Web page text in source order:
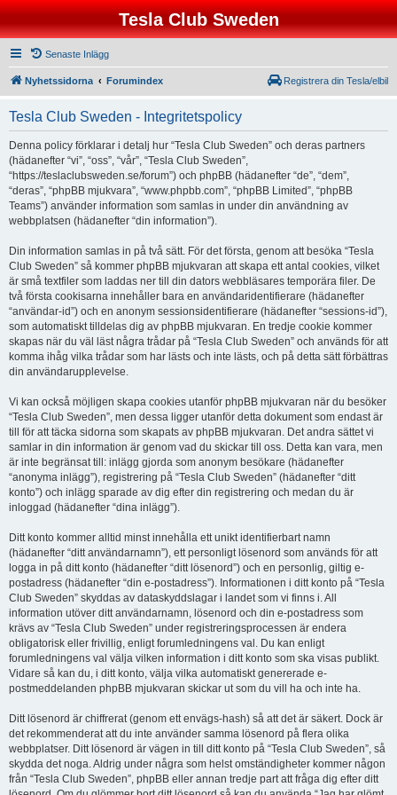
Tesla Club Sweden
Senaste Inlägg
Nyhetssidorna Forumindex Registrera din Tesla/elbil
Tesla Club Sweden - Integritetspolicy
Denna policy förklarar i detalj hur “Tesla Club Sweden” och deras partners
(hädanefter “vi”, “oss”, “vår”, “Tesla Club Sweden”,
“https://teslaclubsweden.se/forum”) och phpBB (hädanefter “de”, “dem”,
“deras”, “phpBB mjukvara”, “www.phpbb.com”, “phpBB Limited”, “phpBB
Teams”) använder information som samlas in under din användning av
webbplatsen (hädanefter “din information”).
Din information samlas in på två sätt. För det första, genom att besöka “Tesla
Club Sweden” så kommer phpBB mjukvaran att skapa ett antal cookies, vilket
är små textfiler som laddas ner till din dators webbläsares temporära filer. De
två första cookisarna innehåller bara en användaridentifierare (hädanefter
“användar-id”) och en anonym sessionsidentifierare (hädanefter “sessions-id”),
som automatiskt tilldelas dig av phpBB mjukvaran. En tredje cookie kommer
skapas när du väl läst några trådar på “Tesla Club Sweden” och används för att
komma ihåg vilka trådar som har lästs och inte lästs, och på detta sätt förbättras
din användarupplevelse.
Vi kan också möjligen skapa cookies utanför phpBB mjukvaran när du besöker
“Tesla Club Sweden”, men dessa ligger utanför detta dokument som endast är
till för att täcka sidorna som skapats av phpBB mjukvaran. Det andra sättet vi
samlar in din information är genom vad du skickar till oss. Detta kan vara, men
är inte begränsat till: inlägg gjorda som anonym besökare (hädanefter
“anonyma inlägg”), registrering på “Tesla Club Sweden” (hädanefter “ditt
konto”) och inlägg sparade av dig efter din registrering och medan du är
inloggad (hädanefter “dina inlägg”).
Ditt konto kommer alltid minst innehålla ett unikt identifierbart namn
(hädanefter “ditt användarnamn”), ett personligt lösenord som används för att
logga in på ditt konto (hädanefter “ditt lösenord”) och en personlig, giltig e-
postadress (hädanefter “din e-postadress”). Informationen i ditt konto på “Tesla
Club Sweden” skyddas av dataskyddslagar i landet som vi finns i. All
information utöver ditt användarnamn, lösenord och din e-postadress som
krävs av “Tesla Club Sweden” under registreringsprocessen är endera
obligatorisk eller frivillig, enligt forumledningens val. Du kan enligt
forumledningens val välja vilken information i ditt konto som ska visas publikt.
Vidare så kan du, i ditt konto, välja vilka automatiskt genererade e-
postmeddelanden phpBB mjukvaran skickar ut som du vill ha och inte ha.
Ditt lösenord är chiffrerat (genom ett envägs-hash) så att det är säkert. Dock är
det rekommenderat att du inte använder samma lösenord på flera olika
webbplatser. Ditt lösenord är vägen in till ditt konto på “Tesla Club Sweden”, så
skydda det noga. Aldrig under några som helst omständigheter kommer någon
från “Tesla Club Sweden”, phpBB eller annan tredje part att fråga dig efter ditt